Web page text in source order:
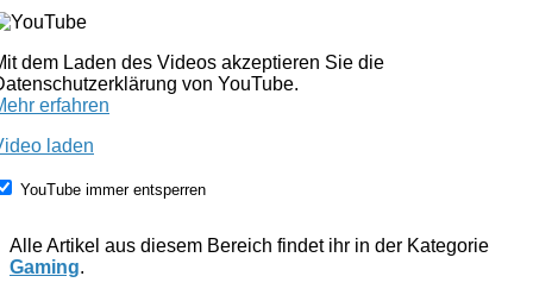
dem Laden des Videos akzeptieren Sie die
von YouTube.
erfahren
laden
YouTube immer entsperren
Alle Artikel aus diesem Bereich findet ihr in der Kategorie
Gaming.